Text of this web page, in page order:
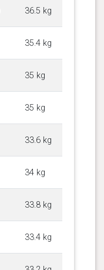
36.5 kg
35.4 kg
35 kg
35 kg
33.6 kg
34 kg
33.8 kg
33.4 kg